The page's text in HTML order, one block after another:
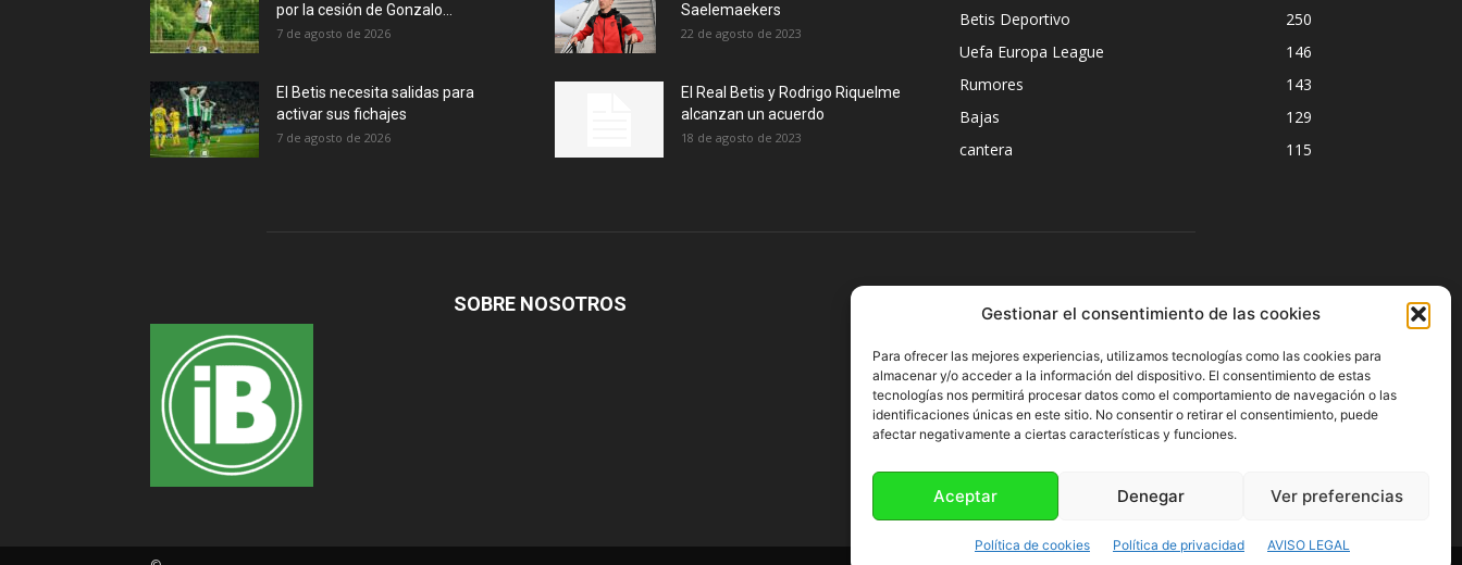
Gestionar el consentimiento de las cookies
Para ofrecer las mejores experiencias, utilizamos tecnologías como las cookies para
almacenar y/o acceder a la información del dispositivo. El consentimiento de estas
tecnologías nos permitirá procesar datos como el comportamiento de navegación o las
identificaciones únicas en este sitio. No consentir o retirar el consentimiento, puede
afectar negativamente a ciertas características y funciones.
Aceptar Denegar Ver preferencias
Política de cookies Política de privacidad AVISO LEGAL
por la cesión de Gonzalo...
7 de agosto de 2026
El Betis necesita salidas para
activar sus fichajes
7 de agosto de 2026
Saelemaekers
22 de agosto de 2023
El Real Betis y Rodrigo Riquelme
alcanzan un acuerdo
18 de agosto de 2023
Betis Deportivo
250
Uefa Europa League
146
Rumores
143
Bajas
129
cantera
115
SOBRE NOSOTROS SÍGUENOS